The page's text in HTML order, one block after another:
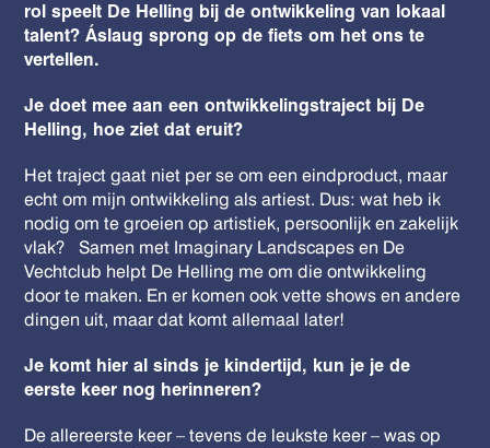
rol speelt De Helling bij de ontwikkeling van lokaal
talent? Áslaug sprong op de fiets om het ons te
vertellen.
Je doet mee aan een ontwikkelingstraject bij De
Helling, hoe ziet dat eruit?
Het traject gaat niet per se om een eindproduct, maar
echt om mijn ontwikkeling als artiest. Dus: wat heb ik
nodig om te groeien op artistiek, persoonlijk en zakelijk
vlak? Samen met Imaginary Landscapes en De
Vechtclub helpt De Helling me om die ontwikkeling
door te maken. En er komen ook vette shows en andere
dingen uit, maar dat komt allemaal later!
Je komt hier al sinds je kindertijd, kun je je de
eerste keer nog herinneren?
De allereerste keer – tevens de leukste keer – was op